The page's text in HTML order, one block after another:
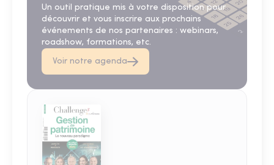
Un outil pratique mis à votre disposition pour
découvrir et vous inscrire aux prochains
événements de nos partenaires : webinars,
roadshow, formations, etc.
Voir notre agenda